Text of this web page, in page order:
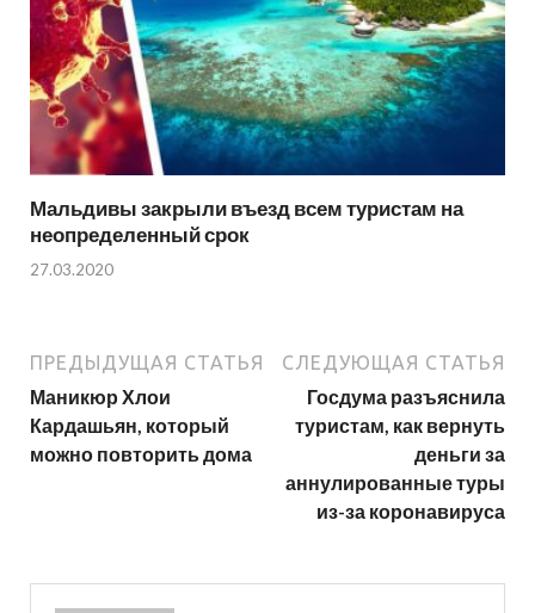
Мальдивы закрыли въезд всем туристам на
неопределенный срок
27.03.2020
ПРЕДЫДУЩАЯ СТАТЬЯ
Маникюр Хлои
Кардашьян, который
можно повторить дома
СЛЕДУЮЩАЯ СТАТЬЯ
Госдума разъяснила
туристам, как вернуть
деньги за
аннулированные туры
из-за коронавируса